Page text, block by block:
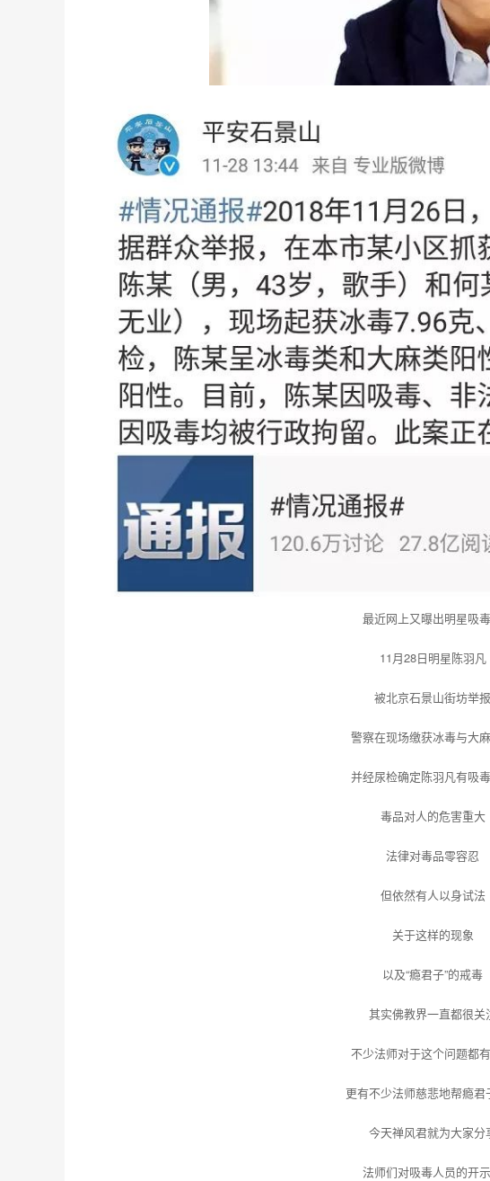
最近网上又曝出明星吸
11月28日明星陈羽凡
被北京石景山街坊举报
警察在现场缴获冰毒与大
并经尿检确定陈羽凡有吸
毒品对人的危害重大
法律对毒品零容忍
但依然有人以身试法
关于这样的现象
以及“瘾君子”的戒毒
其实佛教界一直都很关
不少法师对于这个问题都
更有不少法师慈悲地帮瘾君
今天禅风君就为大家分
法师们对吸毒人员的开